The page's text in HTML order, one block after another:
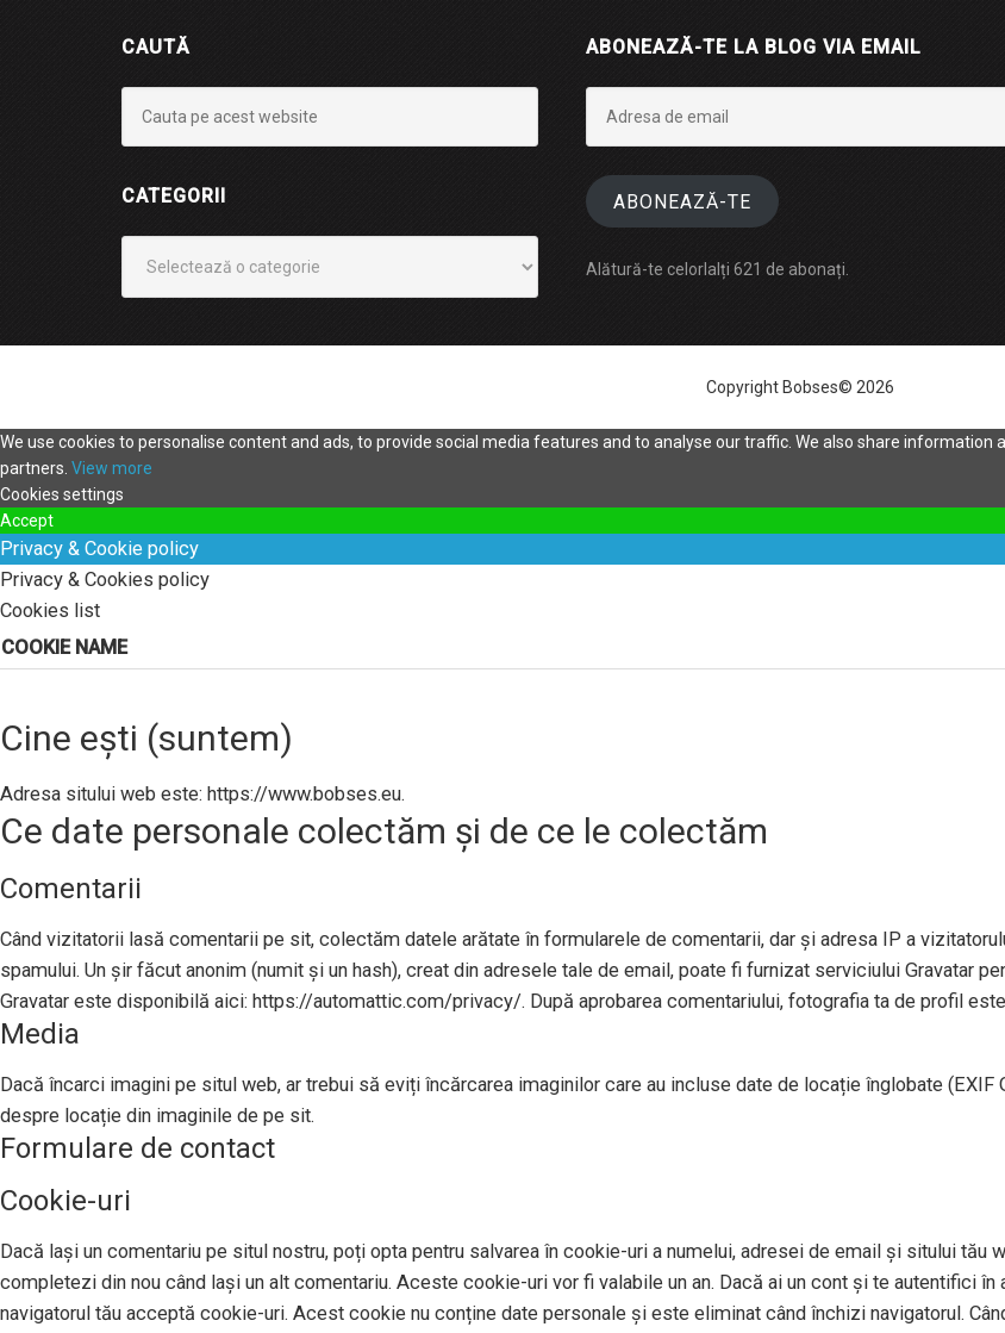
CAUTĂ
CATEGORII
ABONEAZĂ-TE LA BLOG VIA EMAIL
email
ABONEAZĂ-TE
Alătură-te celorlalți 621 de abonați.
Copyright Bobses© 2026
We use cookies to personalise content and ads, to provide social media features and to analyse our traffic. We also share
partners. View more
Cookies settings
Accept
Privacy & Cookie policy
Privacy & Cookies policy
Cookies list
COOKIE NAME
Cine ești (suntem)
Adresa sitului web este: https://www.bobses.eu.
Ce date personale colectăm și de ce le colectăm
Comentarii
Când vizitatorii lasă comentarii pe sit, colectăm datele arătate în formularele de comentarii, dar și adresa IP a
spamului. Un șir făcut anonim (numit și un hash), creat din adresele tale de email, poate fi furnizat serviciului Gravatar
Gravatar este disponibilă aici: https://automattic.com/privacy/. După aprobarea comentariului, fotografia ta de profil
Media
Dacă încarci imagini pe situl web, ar trebui să eviți încărcarea imaginilor care au incluse date de locație înglobate
despre locație din imaginile de pe sit.
Formulare de contact
Cookie-uri
Dacă lași un comentariu pe situl nostru, poți opta pentru salvarea în cookie-uri a numelui, adresei de email și sitului
completezi din nou când lași un alt comentariu. Aceste cookie-uri vor fi valabile un an. Dacă ai un cont și te autentifici
navigatorul tău acceptă cookie-uri. Acest cookie nu conține date personale și este eliminat când închizi navigatorul.